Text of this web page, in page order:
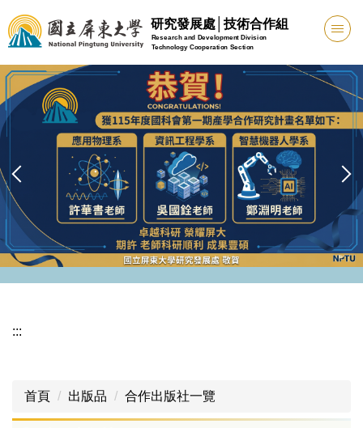
跳
到
主
要
內
容
研究發展處│技術合作組
Research and Development Division
Technology Cooperation Section
:::
首頁 出版品 合作出版社一覽